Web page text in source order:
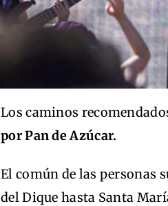
Los caminos
por Pan de Azúcar.
El común de las personas
del Dique hasta Santa